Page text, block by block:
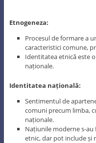
Etnogeneza:
Procesul de formare a
caracteristici comune,
Identitatea etnică este
naționale.
Identitatea națională:
Sentimentul de
comuni precum limba,
naționale.
Națiunile moderne s-
etnic, dar pot include și